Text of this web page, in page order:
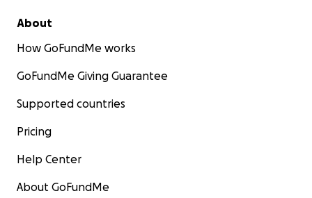
About
How GoFundMe works
GoFundMe Giving Guarantee
Supported countries
Pricing
Help Center
About GoFundMe